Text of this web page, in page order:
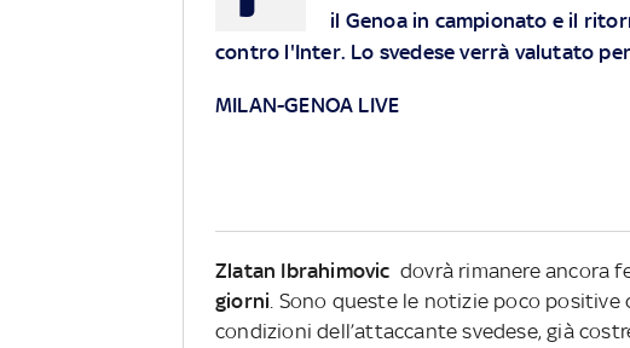
il Genoa in campionato e il
contro l'Inter. Lo svedese verrà valutato
MILAN-GENOA LIVE
Zlatan Ibrahimovic dovrà rimanere ancora
giorni. Sono queste le notizie poco positive
condizioni dell’attaccante svedese, già